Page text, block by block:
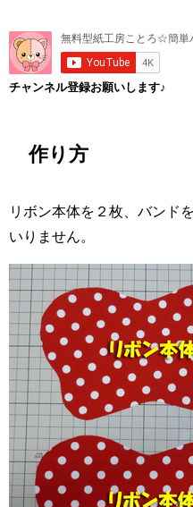
チャンネル登録お願いします♪
作り方
リボン本体を２枚、バンド
いりません。